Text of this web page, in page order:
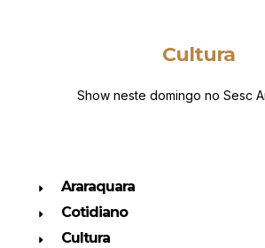
Cultura
Show neste domingo no Sesc
Araraquara
Cotidiano
Cultura